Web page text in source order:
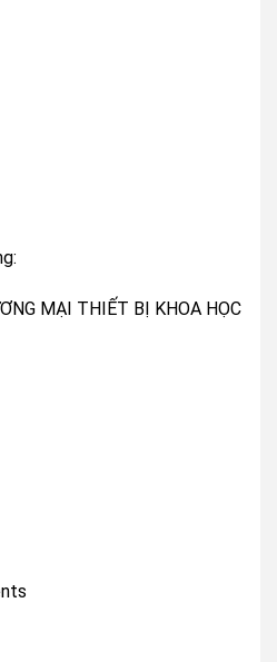
MẠI THIẾT BỊ KHOA HỌC